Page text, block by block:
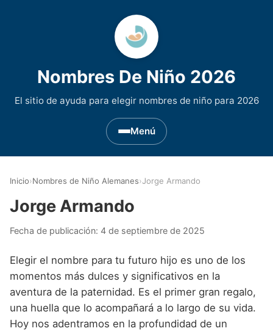
Nombres De Niño 2026
El sitio de ayuda para elegir nombres de niño para 2026
Menú
Nombres de niño que empiezan por D
Nombres de niño que empiezan por E
Nombres de niño que empiezan por F
Nombres de Niño Asturianos
Nombres de Niño Baleares
Nombres de Niño Canarios
Nombres de Niño Celtas
Nombres de Niño Egipcios
Nombres de Niño Griegos
Nombres de Niño Alemanes
Nombres de Niño Americanos
Nombres de Niño Arabes
Buscar
Inicio›Nombres de Niño Alemanes›Jorge Armando
Jorge Armando
Fecha de publicación: 4 de septiembre de 2025
Elegir el nombre para tu futuro hijo es uno de los
momentos más dulces y significativos en la
aventura de la paternidad. Es el primer gran regalo,
una huella que lo acompañará a lo largo de su vida.
Hoy nos adentramos en la profundidad de un